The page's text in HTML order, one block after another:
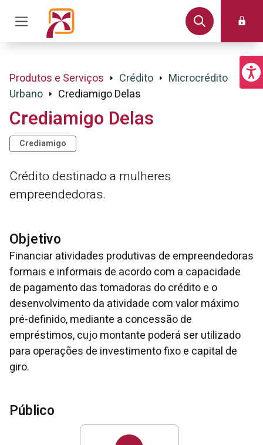
Produtos e Serviços Crédito
Microcrédito
Urbano
Crediamigo Delas
Crediamigo Delas
Crediamigo
Crédito destinado a mulheres
empreendedoras.
Objetivo
Financiar atividades produtivas de empreendedoras
formais e informais de acordo com a capacidade
de pagamento das tomadoras do crédito e o
desenvolvimento da atividade com valor máximo
pré-definido, mediante a concessão de
empréstimos, cujo montante poderá ser utilizado
para operações de investimento fixo e capital de
giro.
Público